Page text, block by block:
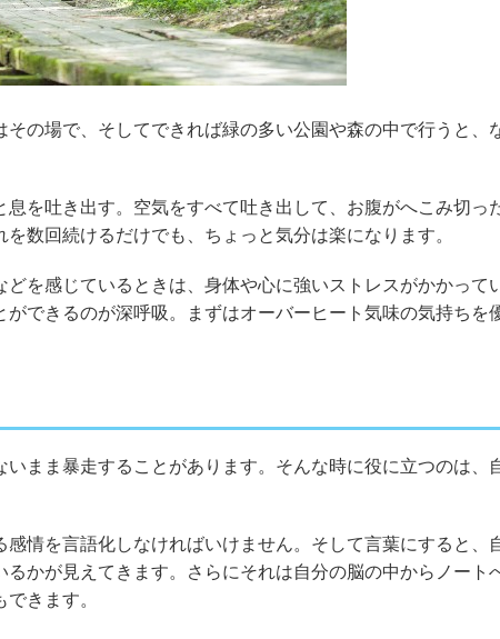
の場で、そしてできれば緑の多い公園や森の中で行うと、
を吐き出す。空気をすべて吐き出して、お腹がへこみ切っ
数回続けるだけでも、ちょっと気分は楽になります。
を感じているときは、身体や心に強いストレスがかかって
できるのが深呼吸。まずはオーバーヒート気味の気持ちを
まま暴走することがあります。そんな時に役に立つのは、
情を言語化しなければいけません。そして言葉にすると、
かが見えてきます。さらにそれは自分の脳の中からノート
きます。